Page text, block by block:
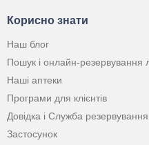
Корисно знати
Наш блог
Пошук і онлайн-резервування
Наші аптеки
Програми для клієнтів
Довідка і Служба резервування
Застосунок